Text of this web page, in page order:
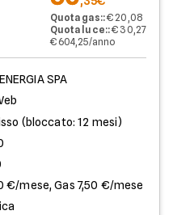
Quota gas::€ 20,08
Quota luce::€ 30,27
€ 604,25/anno
SPA
(bloccato: 12 mesi)
€/mese, Gas 7,50 €/mese